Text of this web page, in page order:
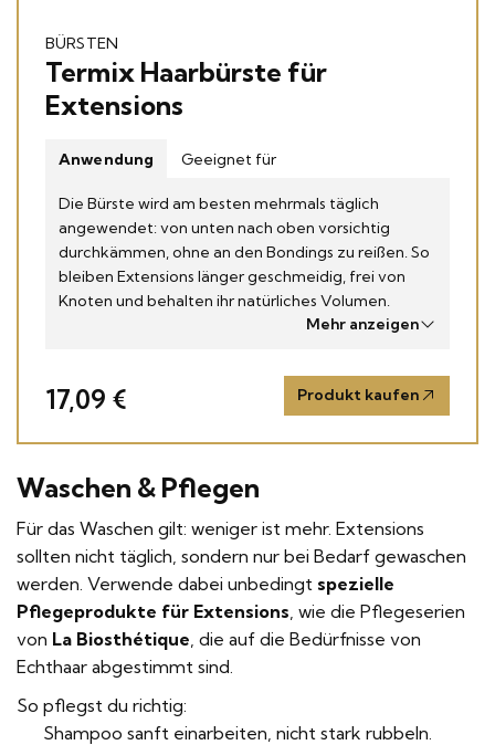
BÜRSTEN
Termix Haarbürste für
Extensions
Anwendung Geeignet für
Die Bürste wird am besten mehrmals täglich
angewendet: von unten nach oben vorsichtig
durchkämmen, ohne an den Bondings zu reißen. So
bleiben Extensions länger geschmeidig, frei von
Knoten und behalten ihr natürliches Volumen.
Mehr anzeigen
17,09 € Produkt kaufen
Waschen & Pflegen
Für das Waschen gilt: weniger ist mehr. Extensions
sollten nicht täglich, sondern nur bei Bedarf gewaschen
werden. Verwende dabei unbedingt spezielle
Pflegeprodukte für Extensions , wie die Pflegeserien
von La Biosthétique , die auf die Bedürfnisse von
Echthaar abgestimmt sind.
So pflegst du richtig:
Shampoo sanft einarbeiten, nicht stark rubbeln.